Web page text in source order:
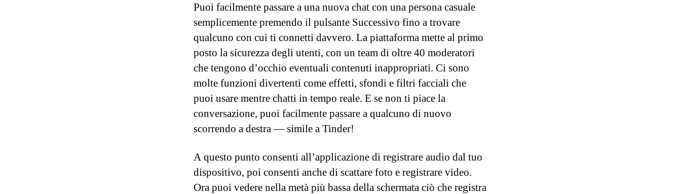
Puoi facilmente passare a una nuova chat con una persona casuale
semplicemente premendo il pulsante Successivo fino a trovare
qualcuno con cui ti connetti davvero. La piattaforma mette al primo
posto la sicurezza degli utenti, con un team di oltre 40 moderatori
che tengono d’occhio eventuali contenuti inappropriati. Ci sono
molte funzioni divertenti come effetti, sfondi e filtri facciali che
puoi usare mentre chatti in tempo reale. E se non ti piace la
conversazione, puoi facilmente passare a qualcuno di nuovo
scorrendo a destra — simile a Tinder!
A questo punto consenti all’applicazione di registrare audio dal tuo
dispositivo, poi consenti anche di scattare foto e registrare video.
Ora puoi vedere nella metà più bassa della schermata ciò che registra